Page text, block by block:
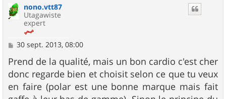
nono.vtt87
Utagawiste
expert
M
s
s
a
g
e
30 sept. 2013, 08:00
Prend de la qualité, mais un bon cardio c'est cher
donc regarde bien et choisit selon ce que tu veux
en faire (polar est une bonne marque mais fait